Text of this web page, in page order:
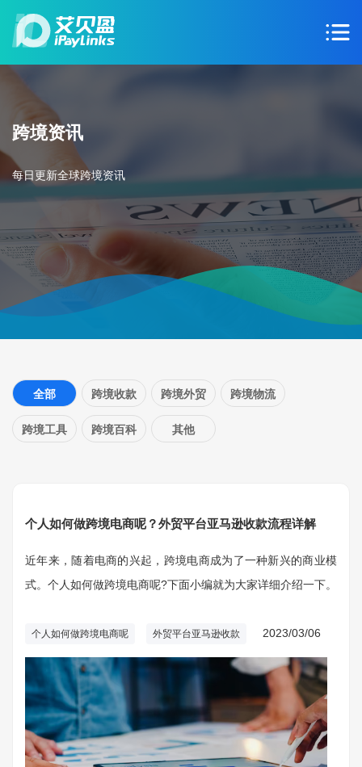
跨境资讯
每日更新全球跨境资讯
全部 跨境收款 跨境外贸 跨境物流
跨境工具 跨境百科 其他
个人如何做跨境电商呢？外贸平台亚马逊收款流程详解
近年来，随着电商的兴起，跨境电商成为了一种新兴的商业模
式。个人如何做跨境电商呢?下面小编就为大家详细介绍一下。
个人如何做跨境电商呢 外贸平台亚马逊收款 2023/03/06